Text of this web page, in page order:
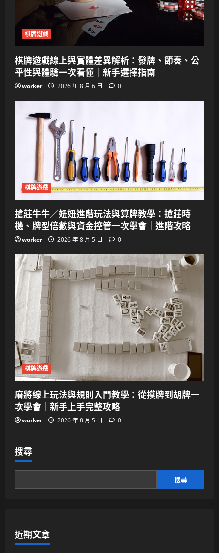
棋牌遊戲
棋牌遊戲線上與實體差異解析：發牌、節奏、公
平性與體驗一次看懂｜新手選擇指南
worker 2026 年 8 月 6 日 0
棋牌遊戲
搶莊牛牛／妞妞進階玩法與算牌教學：搶莊時
機、牌型倍數與資金控管一次學會｜進階攻略
worker 2026 年 8 月 5 日 0
棋牌遊戲
麻將線上玩法與規則入門教學：從摸牌到胡牌一
次學會｜新手上手完整攻略
worker 2026 年 8 月 5 日 0
搜尋
搜尋
近期文章